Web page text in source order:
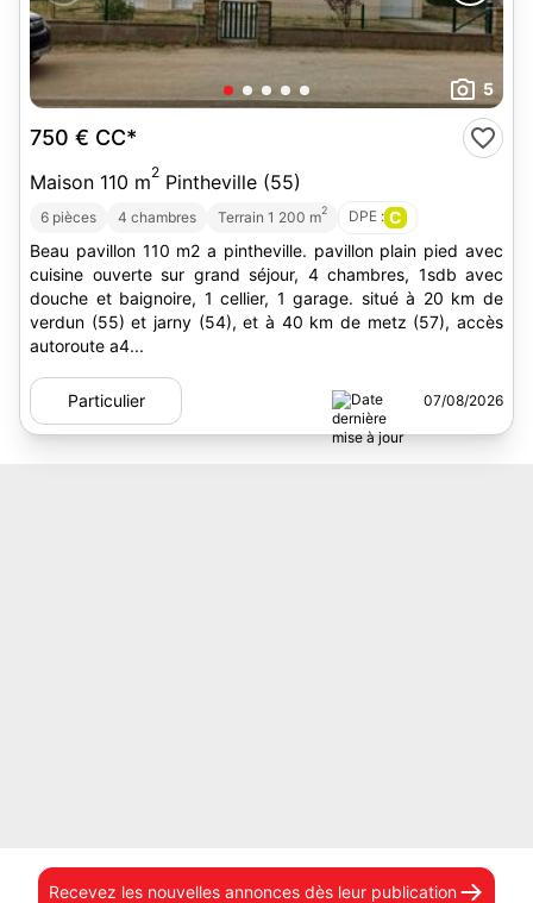
5
750 € CC*
Maison 110 m2 Pintheville (55)
6 pièces 4 chambres Terrain 1 200 m2 DPE : C
Beau pavillon 110 m2 a pintheville. pavillon plain pied avec
cuisine ouverte sur grand séjour, 4 chambres, 1sdb avec
douche et baignoire, 1 cellier, 1 garage. situé à 20 km de
verdun (55) et jarny (54), et à 40 km de metz (57), accès
autoroute a4...
Particulier 07/08/2026
Recevez les nouvelles annonces dès leur publication